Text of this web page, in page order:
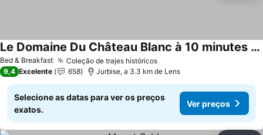
Bed & Breakfast Coleção de trajes históricos
Le Domaine Du Château Blanc à 10 minutes de Pairi Daiza
9,4 Excelente 658 Jurbise, a 3.3 km de Lens
Selecione as datas para ver os preços
exatos.
Ver preços